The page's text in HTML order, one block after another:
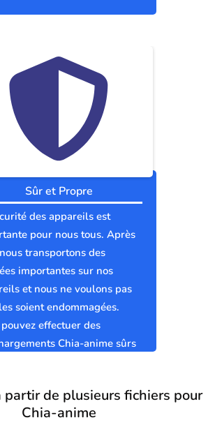
Sûr et Propre
des appareils est
pour nous tous. Après
transportons des
importantes sur nos
et nous ne voulons pas
soient endommagées.
effectuer des
Chia-anime sûrs
partir de plusieurs fichiers pour
Chia-anime